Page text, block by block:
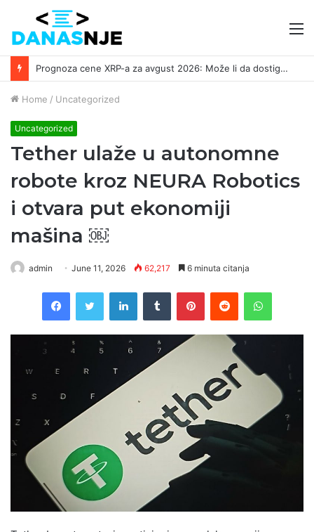
Prognoza cene XRP-a za avgust 2026: Može li da dostigne 1,50 dolara? ￼
Home / Uncategorized
Uncategorized
Tether ulaže u autonomne
robote kroz NEURA Robotics
i otvara put ekonomiji
mašina ￼
admin June 11, 2026 62,217 6 minuta citanja
FacebookTwitter LinkedInTumblr PinterestReddit